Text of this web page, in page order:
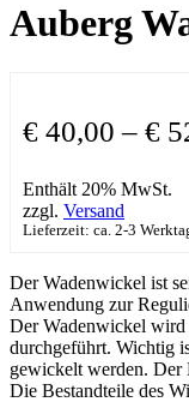
Auberg
€ 40,00 – €
Enthält 20% MwSt.
zzgl. Versand
Lieferzeit: ca. 2-3
Der Wadenwickel ist
Anwendung zur
Der Wadenwickel
durchgeführt. Wichtig
gewickelt werden. Der
Die Bestandteile des